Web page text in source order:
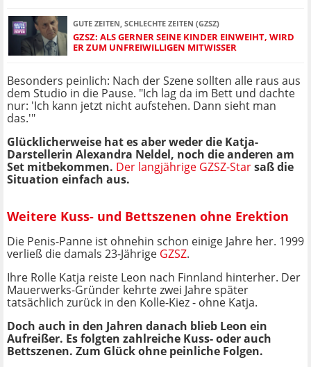
GUTE ZEITEN, SCHLECHTE ZEITEN (GZSZ)
GZSZ: ALS GERNER SEINE KINDER EINWEIHT, WIRD
ER ZUM UNFREIWILLIGEN MITWISSER
Besonders peinlich: Nach der Szene sollten alle raus aus
dem Studio in die Pause. "Ich lag da im Bett und dachte
nur: 'Ich kann jetzt nicht aufstehen. Dann sieht man
das.'"
Glücklicherweise hat es aber weder die Katja-
Darstellerin Alexandra Neldel, noch die anderen am
Set mitbekommen. Der langjährige GZSZ-Starsaß die
Situation einfach aus.
Weitere Kuss- und Bettszenen ohne Erektion
Die Penis-Panne ist ohnehin schon einige Jahre her. 1999
verließ die damals 23-Jährige GZSZ.
Ihre Rolle Katja reiste Leon nach Finnland hinterher. Der
Mauerwerks-Gründer kehrte zwei Jahre später
tatsächlich zurück in den Kolle-Kiez - ohne Katja.
Doch auch in den Jahren danach blieb Leon ein
Aufreißer. Es folgten zahlreiche Kuss- oder auch
Bettszenen. Zum Glück ohne peinliche Folgen.